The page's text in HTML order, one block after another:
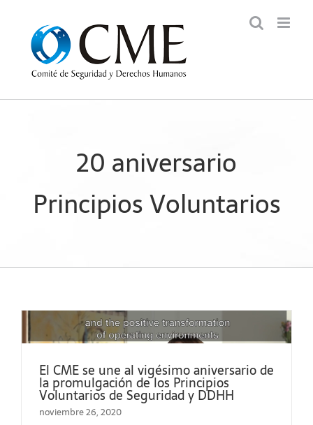
contenido
20 aniversario
Principios Voluntarios
El CME se une al vigésimo aniversario de
la promulgación de los Principios
Voluntarios de Seguridad y DDHH
noviembre 26, 2020